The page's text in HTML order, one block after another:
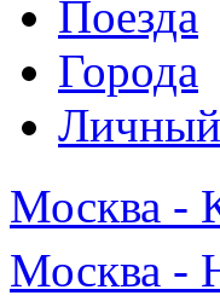
Поезда
Города
Личный
Москва -
Москва -